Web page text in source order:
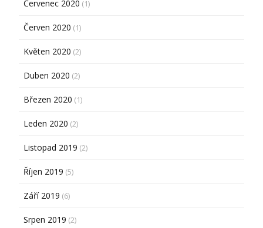
Červenec 2020 (1)
Červen 2020 (1)
Květen 2020 (2)
Duben 2020 (2)
Březen 2020 (1)
Leden 2020 (2)
Listopad 2019 (2)
Říjen 2019 (5)
Září 2019 (6)
Srpen 2019 (2)